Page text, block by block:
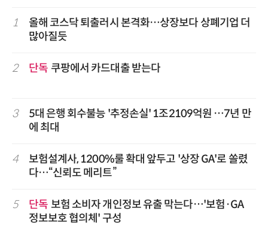
1
올해 코스닥 퇴출러시 본격화…상장보다 상폐기업 더
많아질듯
2 단독 쿠팡에서 카드대출 받는다
3
5대 은행 회수불능 '추정손실' 1조2109억원 …7년 만
에 최대
4
보험설계사, 1200%룰 확대 앞두고 '상장 GA'로 쏠렸
다…“신뢰도 메리트”
5 단독 보험 소비자 개인정보 유출 막는다…'보험·GA
정보보호 협의체' 구성